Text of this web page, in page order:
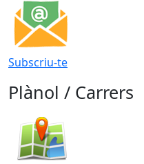
Subscriu-te
Plànol / Carrers